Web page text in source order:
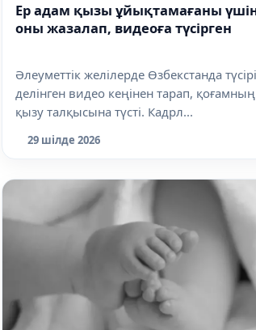
Ер адам қызы ұйықтамағаны
оны жазалап, видеоға түсірген
Әлеуметтік желілерде Өзбекстанда
делінген видео кеңінен тарап, қоғамның
қызу талқысына түсті. Кадрл...
29 шілде 2026